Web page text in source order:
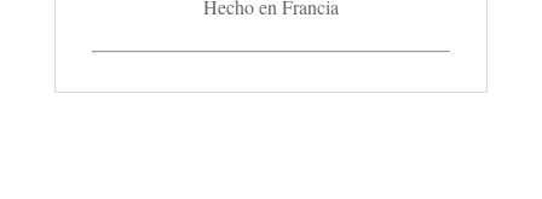
Hecho en Francia